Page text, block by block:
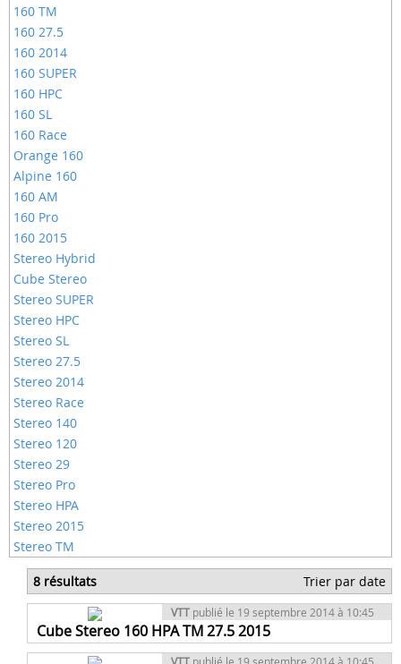
160 TM
160 27.5
160 2014
160 SUPER
160 HPC
160 SL
160 Race
Orange 160
Alpine 160
160 AM
160 Pro
160 2015
Stereo Hybrid
Cube Stereo
Stereo SUPER
Stereo HPC
Stereo SL
Stereo 27.5
Stereo 2014
Stereo Race
Stereo 140
Stereo 120
Stereo 29
Stereo Pro
Stereo HPA
Stereo 2015
Stereo TM
8 résultats Trier par date
VTT publié le 19 septembre 2014 à 10:45
Cube Stereo 160 HPA TM 27.5 2015